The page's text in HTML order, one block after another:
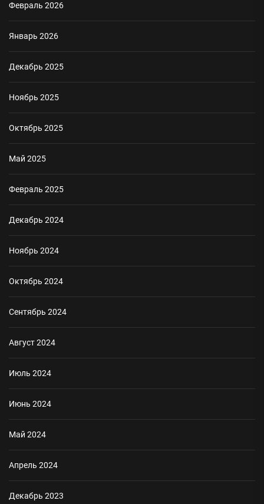
Февраль 2026
Январь 2026
Декабрь 2025
Ноябрь 2025
Октябрь 2025
Май 2025
Февраль 2025
Декабрь 2024
Ноябрь 2024
Октябрь 2024
Сентябрь 2024
Август 2024
Июль 2024
Июнь 2024
Май 2024
Апрель 2024
Декабрь 2023